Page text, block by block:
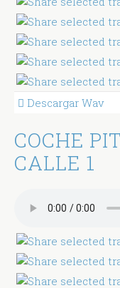
Descargar Wav
COCHE
CALLE 1